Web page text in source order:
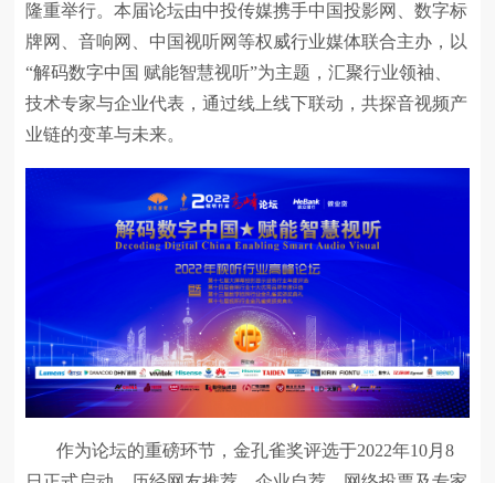
隆重举行。本届论坛由中投传媒携手中国投影网、数字标
牌网、音响网、中国视听网等权威行业媒体联合主办，以
“解码数字中国 赋能智慧视听”为主题，汇聚行业领袖、
技术专家与企业代表，通过线上线下联动，共探音视频产
业链的变革与未来。
作为论坛的重磅环节，金孔雀奖评选于2022年10月8